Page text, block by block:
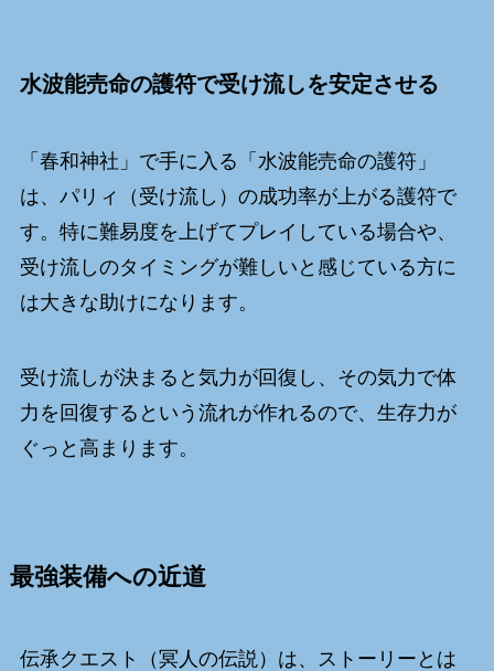
水波能売命の護符で受け流しを安定させる
「春和神社」で手に入る「水波能売命の護符」
は、パリィ（受け流し）の成功率が上がる護符で
す。特に難易度を上げてプレイしている場合や、
受け流しのタイミングが難しいと感じている方に
は大きな助けになります。
受け流しが決まると気力が回復し、その気力で体
力を回復するという流れが作れるので、生存力が
ぐっと高まります。
最強装備への近道
伝承クエスト（冥人の伝説）は、ストーリーとは